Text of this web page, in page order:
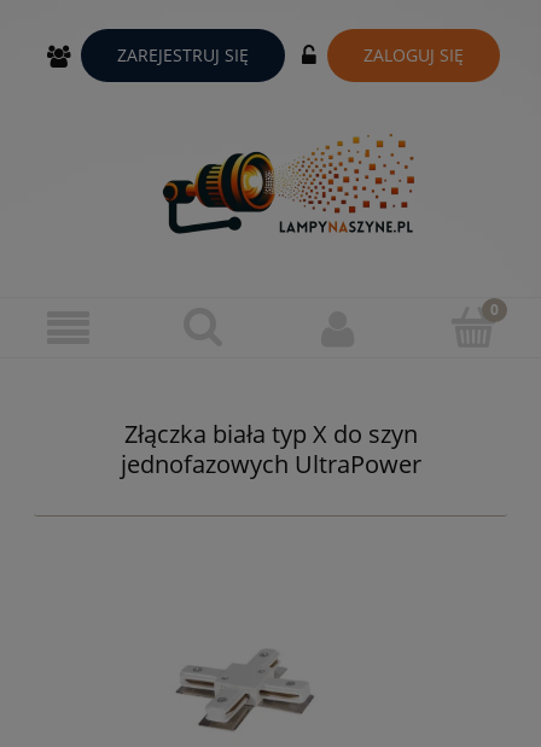
ZAREJESTRUJ SIĘ ZALOGUJ SIĘ
Złączka biała typ X do szyn
jednofazowych UltraPower